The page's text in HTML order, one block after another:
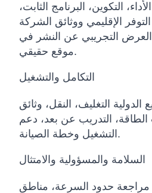
التكوين، البرنامج الثابت،
الإقليمي ووثائق الشركة
التجريبي عن النشر في
موقع حقيقي.
التكامل والتشغيل
التغليف، النقل، وثائق
الطاقة، التدريب عن بعد، دعم
التشغيل وخطة الصيانة.
السلامة والمسؤولية والامتثال
حدود السرعة، مناطق